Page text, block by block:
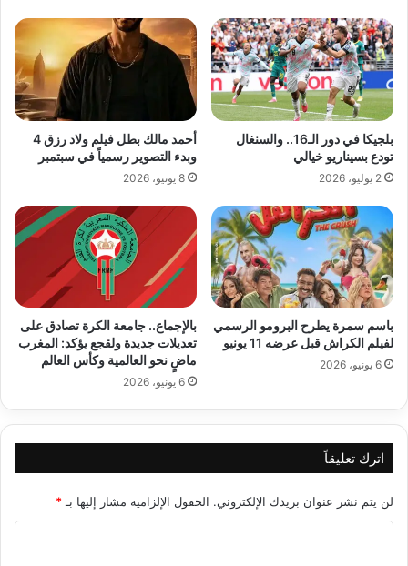
بلجيكا في دور الـ16.. والسنغال
تودع بسيناريو خيالي
2 يوليو، 2026
أحمد مالك بطل فيلم ولاد رزق 4
وبدء التصوير رسمياً في سبتمبر
8 يونيو، 2026
باسم سمرة يطرح البرومو الرسمي
لفيلم الكراش قبل عرضه 11 يونيو
6 يونيو، 2026
بالإجماع.. جامعة الكرة تصادق على
تعديلات جديدة ولقجع يؤكد: المغرب
ماضٍ نحو العالمية وكأس العالم
6 يونيو، 2026
اترك تعليقاً
لن يتم نشر عنوان بريدك الإلكتروني. الحقول الإلزامية مشار إليها بـ*